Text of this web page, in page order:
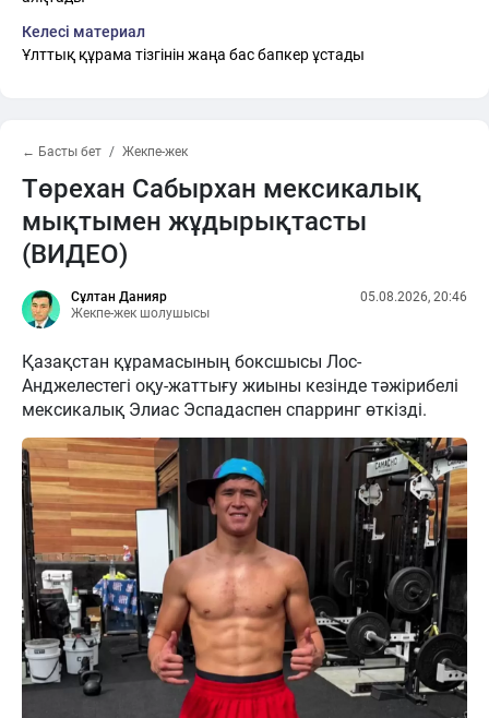
Келесі материал
Ұлттық құрама тізгінін жаңа бас бапкер ұстады
← Басты бет Жекпе-жек
Төрехан Сабырхан мексикалық
мықтымен жұдырықтасты
(ВИДЕО)
Сұлтан Данияр
Жекпе-жек шолушысы
05.08.2026, 20:46
Қазақстан құрамасының боксшысы Лос-
Анджелестегі оқу-жаттығу жиыны кезінде тәжірибелі
мексикалық Элиас Эспадаспен спарринг өткізді.